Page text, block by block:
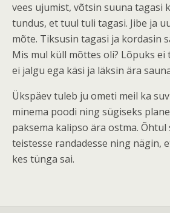
vees ujumist, võtsin suuna tagasi
tundus, et tuul tuli tagasi. Jibe ja
mõte. Tiksusin tagasi ja kordasin
Mis mul küll mõttes oli? Lõpuks ei
ei jalgu ega käsi ja läksin ära
Ükspäev tuleb ju ometi meil ka
minema poodi ning sügiseks
paksema kalipso ära ostma.
teistesse randadesse ning nägin,
kes tünga sai.